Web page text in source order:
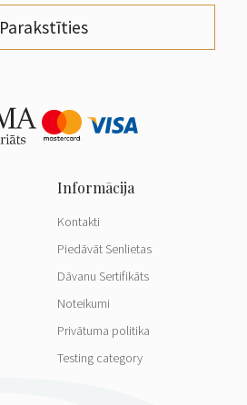
Parakstīties
Kontakti
Piedāvāt Senlietas
Dāvanu Sertifikāts
Noteikumi
Privātuma politika
Testing category